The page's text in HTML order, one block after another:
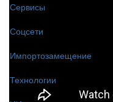
Сервисы
Соцсети
Импортозамещение
Технологии